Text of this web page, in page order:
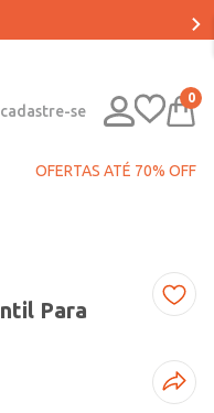
se
0
OFERTAS ATÉ 70% OFF
Para